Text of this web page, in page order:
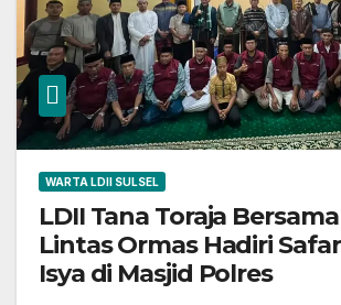
WARTA LDII SULSEL
LDII Tana Toraja
Lintas Ormas Hadiri
Isya di Masjid Polres